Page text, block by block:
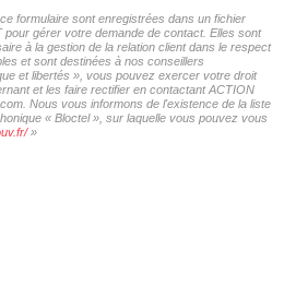
formulaire sont enregistrées dans un fichier
pour gérer votre demande de contact. Elles sont
à la gestion de la relation client dans le respect
et sont destinées à nos conseillers
et libertés », vous pouvez exercer votre droit
et les faire rectifier en contactant ACTION
Nous vous informons de l'existence de la liste
« Bloctel », sur laquelle vous pouvez vous
»